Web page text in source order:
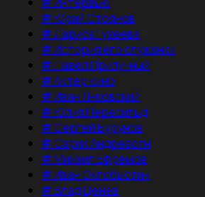
#Юрий Стоянов
#Лариса Гузеева
#История его служанки
#Павел Прилучный
#Актер кино
#Иван Янковский
#Юлия Пересильд
#Сергей Бурунов
#Сарик Андреасян
#Михаил Ефремов
#Иван Охлобыстин
#Влад Ценев